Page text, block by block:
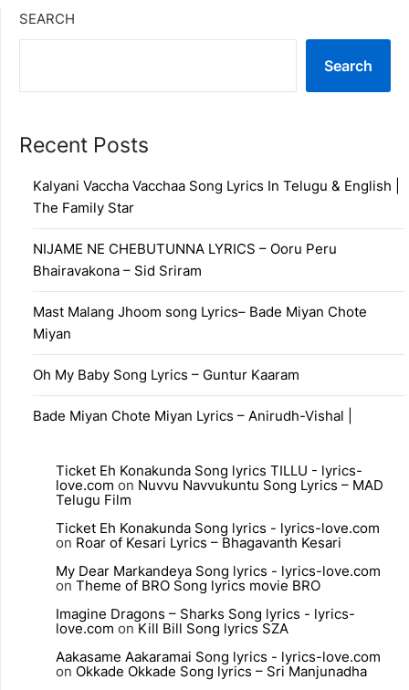
SEARCH
Search
Recent Posts
Kalyani Vaccha Vacchaa Song Lyrics In Telugu & English |
The Family Star
NIJAME NE CHEBUTUNNA LYRICS – Ooru Peru
Bhairavakona – Sid Sriram
Mast Malang Jhoom song Lyrics– Bade Miyan Chote
Miyan
Oh My Baby Song Lyrics – Guntur Kaaram
Bade Miyan Chote Miyan Lyrics – Anirudh-Vishal |
Ticket Eh Konakunda Song lyrics TILLU - lyrics-
love.com on Nuvvu Navvukuntu Song Lyrics – MAD
Telugu Film
Ticket Eh Konakunda Song lyrics - lyrics-love.com
on Roar of Kesari Lyrics – Bhagavanth Kesari
My Dear Markandeya Song lyrics - lyrics-love.com
on Theme of BRO Song lyrics movie BRO
Imagine Dragons – Sharks Song lyrics - lyrics-
love.com onKill Bill Song lyrics SZA
Aakasame Aakaramai Song lyrics - lyrics-love.com
on Okkade Okkade Song lyrics – Sri Manjunadha